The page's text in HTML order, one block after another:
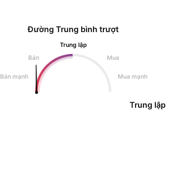
Đường Trung bình trượt
Trung lập
Bán
Mua
Bán mạnh Mua mạnh
Trung lập